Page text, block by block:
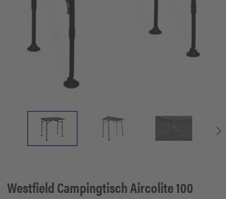
WestfieldCampingtisch Aircolite 100